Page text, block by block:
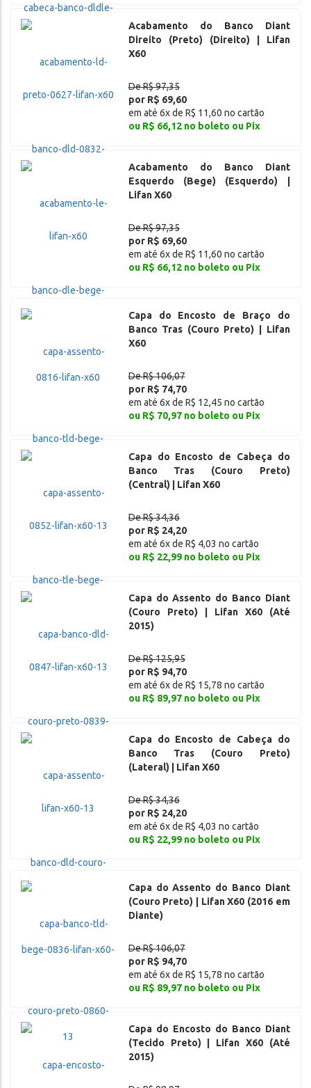
Acabamento do Banco Diant
Direito (Preto) (Direito) | Lifan
X60
De R$ 97,35
por R$ 69,60
em até 6x de R$ 11,60 no cartão
ou R$ 66,12 no boleto ou Pix
Acabamento do Banco Diant
Esquerdo (Bege) (Esquerdo) |
Lifan X60
De R$ 97,35
por R$ 69,60
em até 6x de R$ 11,60 no cartão
ou R$ 66,12 no boleto ou Pix
Capa do Encosto de Braço do
Banco Tras (Couro Preto) | Lifan
X60
De R$ 106,07
por R$ 74,70
em até 6x de R$ 12,45 no cartão
ou R$ 70,97 no boleto ou Pix
Capa do Encosto de Cabeça do
Banco Tras (Couro Preto)
(Central) | Lifan X60
De R$ 34,36
por R$ 24,20
em até 6x de R$ 4,03 no cartão
ou R$ 22,99 no boleto ou Pix
Capa do Assento do Banco Diant
(Couro Preto) | Lifan X60 (Até
2015)
De R$ 125,95
por R$ 94,70
em até 6x de R$ 15,78 no cartão
ou R$ 89,97 no boleto ou Pix
Capa do Encosto de Cabeça do
Banco Tras (Couro Preto)
(Lateral) | Lifan X60
De R$ 34,36
por R$ 24,20
em até 6x de R$ 4,03 no cartão
ou R$ 22,99 no boleto ou Pix
Capa do Assento do Banco Diant
(Couro Preto) | Lifan X60 (2016 em
Diante)
De R$ 106,07
por R$ 94,70
em até 6x de R$ 15,78 no cartão
ou R$ 89,97 no boleto ou Pix
Capa do Encosto do Banco Diant
(Tecido Preto) | Lifan X60 (Até
2015)